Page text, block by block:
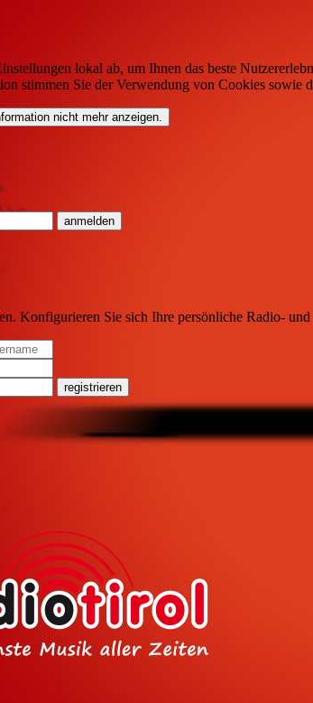
lokal ab, um Ihnen das beste
stimmen Sie der Verwendung von Cookies sowie
nicht mehr anzeigen.
Konfigurieren Sie sich Ihre persönliche Radio- und